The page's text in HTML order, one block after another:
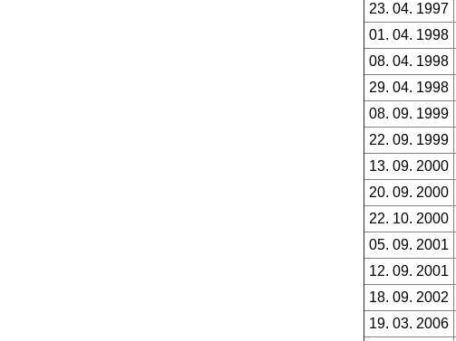
23. 04. 1997
01. 04. 1998
08. 04. 1998
29. 04. 1998
08. 09. 1999
22. 09. 1999
13. 09. 2000
20. 09. 2000
22. 10. 2000
05. 09. 2001
12. 09. 2001
18. 09. 2002
19. 03. 2006